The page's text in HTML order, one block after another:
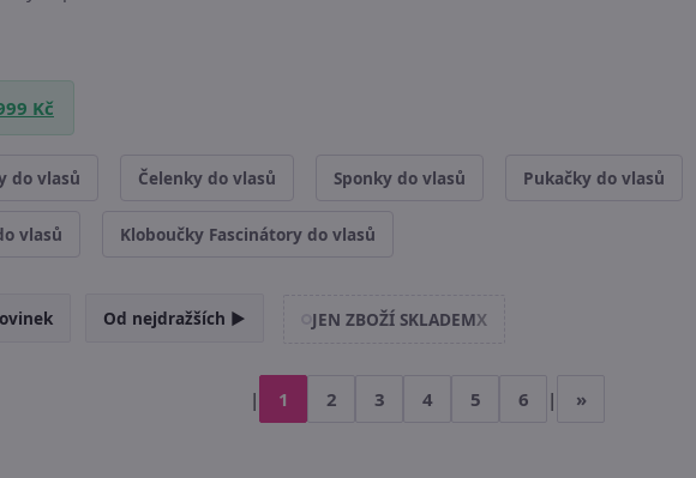
Kč
do vlasů Čelenky do vlasů Sponky do vlasů Pukačky do vlasů
vlasů Kloboučky Fascinátory do vlasů
Od nejdražších ► JEN ZBOŽÍ SKLADEMX
| 1 2 3 4 5 6 | »